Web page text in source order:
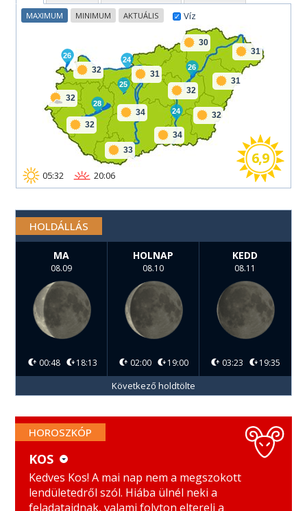
32
32
32
34
33
34
32
31
30
32
31
31
26
28
25
24
24
26
05:32 20:06
6,9
Víz
MAXIMUM MINIMUM AKTUÁLIS
HOLDÁLLÁS
MA
08.09
00:48 18:13
HOLNAP
08.10
02:00 19:00
KEDD
08.11
03:23 19:35
Következő holdtölte
HOROSZKÓP
KOS
BIKA SKORPIÓ
KOS
Kedves Kos! A mai nap nem a megszokott
lendületedről szól. Hiába ülnél neki a
feladataidnak, valami folyton eltereli a